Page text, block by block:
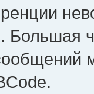
Большая